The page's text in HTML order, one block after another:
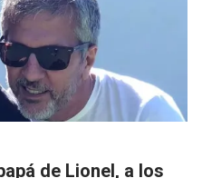
de Lionel, a los